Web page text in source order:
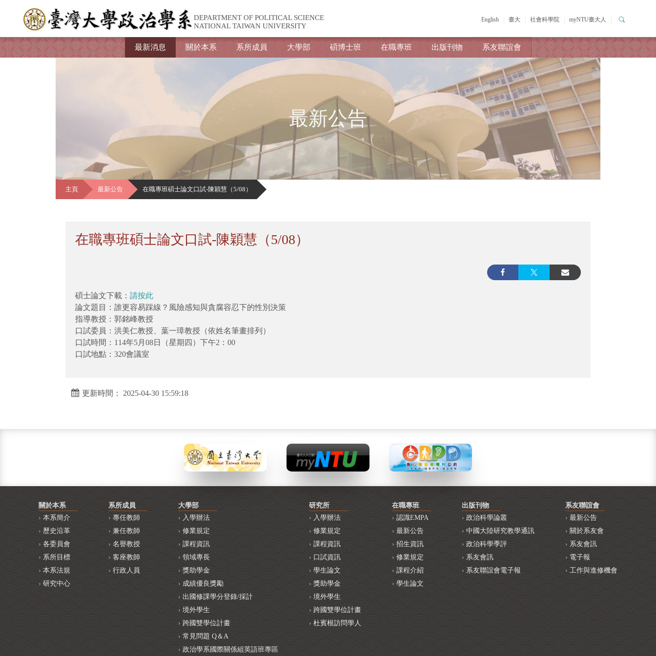
DEPARTMENT OF POLITICAL SCIENCE
NATIONAL TAIWAN UNIVERSITY
English 臺大 社會科學院 myNTU臺大人
最新消息 關於本系 系所成員 大學部 碩博士班 在職專班 出版刊物 系友聯誼會
最新公告
主頁 最新公告 在職專班碩士論文口試-陳穎慧（5/08）
在職專班碩士論文口試-陳穎慧（5/08）
碩士論文下載： 請按此
論文題目：誰更容易踩線？風險感知與貪腐容忍下的性別決策
指導教授：郭銘峰教授
口試委員：洪美仁教授、葉一璋教授（依姓名筆畫排列）
口試時間：114年5月08日（星期四）下午2：00
口試地點：320會議室
更新時間： 2025-04-30 15:59:18
關於本系
本系簡介
歷史沿革
各委員會
系所目標
本系法規
研究中心
系所成員
專任教師
兼任教師
名譽教授
客座教師
行政人員
大學部
入學辦法
修業規定
課程資訊
領域專長
獎助學金
成績優良獎勵
出國修課學分登錄/採計
境外學生
跨國雙學位計畫
常見問題 Q＆A
政治學系國際關係組英語班專區
研究所
入學辦法
修業規定
課程資訊
口試資訊
學生論文
獎助學金
境外學生
跨國雙學位計畫
杜賓根訪問學人
在職專班
認識EMPA
最新公告
招生資訊
修業規定
課程介紹
學生論文
出版刊物
政治科學論叢
中國大陸研究教學通訊
政治科學季評
系友會訊
系友聯誼會電子報
系友聯誼會
最新公告
關於系友會
系友會訊
電子報
工作與進修機會